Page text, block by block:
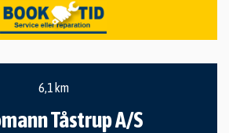
6,1 km
Tåstrup A/S